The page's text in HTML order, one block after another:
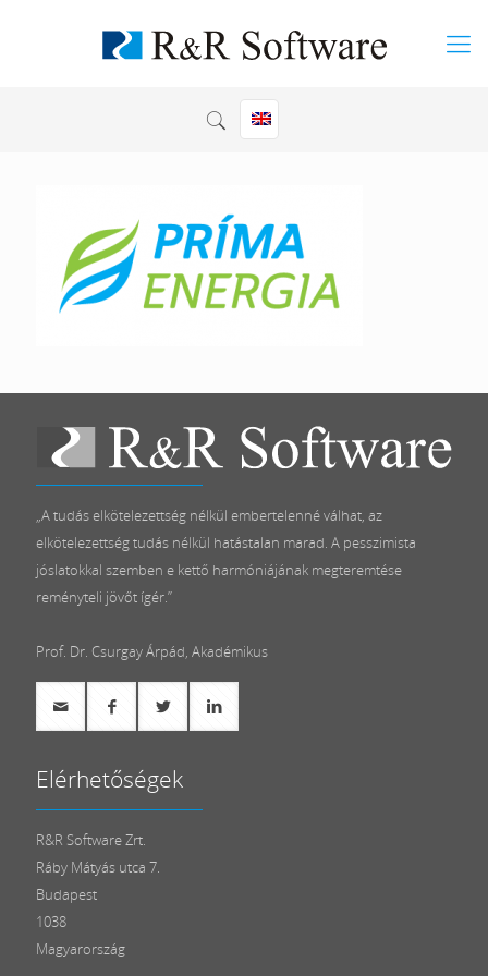
„A tudás elkötelezettség nélkül embertelenné válhat, az
elkötelezettség tudás nélkül hatástalan marad. A pesszimista
jóslatokkal szemben e kettő harmóniájának megteremtése
reményteli jövőt ígér.”
Prof. Dr. Csurgay Árpád, Akadémikus
Elérhetőségek
R&R Software Zrt.
Ráby Mátyás utca 7.
Budapest
1038
Magyarország